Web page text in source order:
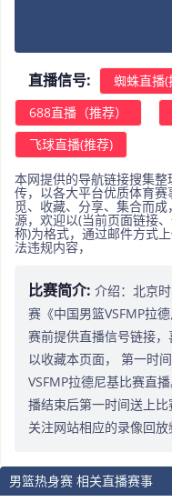
直播信号: 蜘蛛直播(
688直播（推荐）
飞球直播(推荐)
本网提供的导航链接搜集
传，以各大平台优质体育
觅、收藏、分享、集合而
源，欢迎以(当前页面链接
称)为格式，通过邮件方式
法违规内容，
比赛简介: 介绍：北京
赛《中国男篮VSFMP拉
赛前提供直播信号链接
以收藏本页面， 第一时
VSFMP拉德尼基比赛直
播结束后第一时间送上
关注网站相应的录像回放
男篮热身赛 相关直播赛事